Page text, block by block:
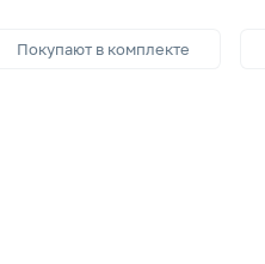
Покупают в комплекте